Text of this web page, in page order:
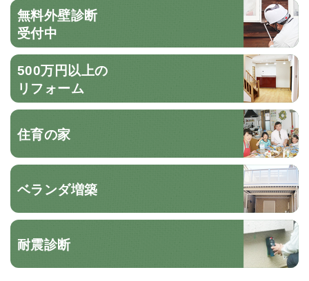
無料外壁診断
受付中
500万円以上の
リフォーム
住育の家
ベランダ増築
耐震診断